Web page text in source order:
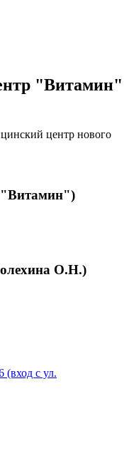
"Витамин"
центр нового
О.Н.)
(вход с ул.